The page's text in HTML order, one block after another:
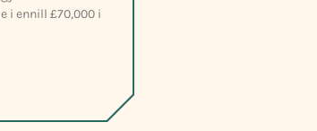
i ennill £70,000 i